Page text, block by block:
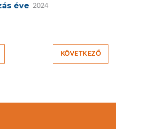
éve 2024
KÖVETKEZŐ